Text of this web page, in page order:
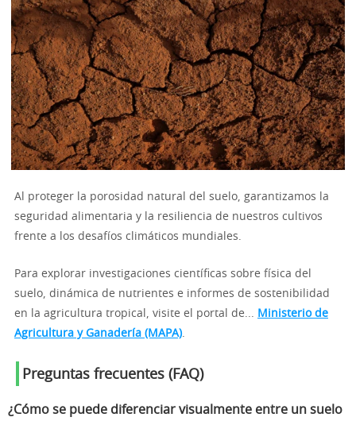
Al proteger la porosidad natural del suelo, garantizamos la
seguridad alimentaria y la resiliencia de nuestros cultivos
frente a los desafíos climáticos mundiales.
Para explorar investigaciones científicas sobre física del
suelo, dinámica de nutrientes e informes de sostenibilidad
en la agricultura tropical, visite el portal de... Ministerio de
Agricultura y Ganadería (MAPA).
Preguntas frecuentes (FAQ)
¿Cómo se puede diferenciar visualmente entre un suelo